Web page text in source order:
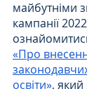
майбутніми
кампанії
«Про
освіти»,